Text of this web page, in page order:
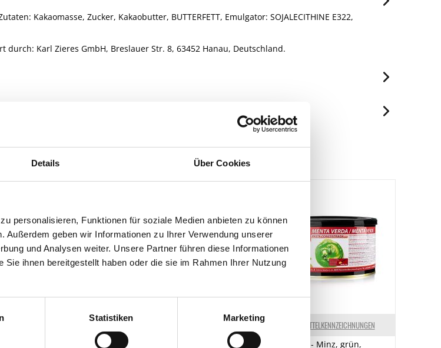
Details Über Cookies
personalisieren, Funktionen für soziale Medien anbieten zu können
Außerdem geben wir Informationen zu Ihrer Verwendung unserer
und Analysen weiter. Unsere Partner führen diese Informationen
ihnen bereitgestellt haben oder die sie im Rahmen Ihrer Nutzung
Statistiken Marketing
Kakaomasse, Zucker, Kakaobutter, BUTTERFETT, Emulgator: SOJALECITHINE E322,
Karl Zieres GmbH, Breslauer Str. 8, 63452 Hanau, Deutschland.
2364 kJ/565 kcal
< 0.01 g
AUCH
Lycheepüree, aus
Deko-Aufleger "Elegance"
LEBENSMITTELKENNZEICHNUNGEN
Sosa Paste - Minz, grün,